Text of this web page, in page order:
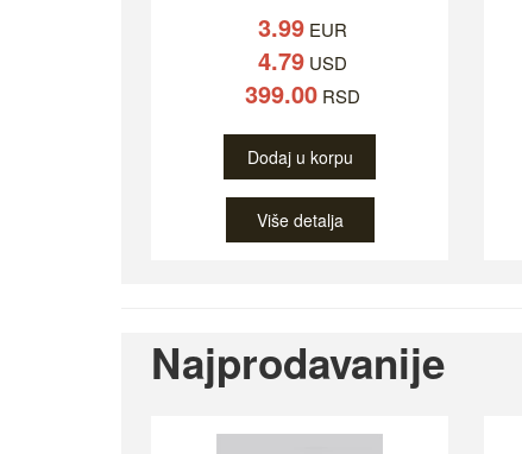
3.99 EUR
4.79 USD
399.00 RSD
Dodaj u korpu
Više detalja
Najprodavanije